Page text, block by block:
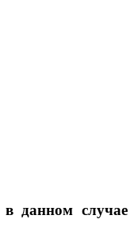
в данном случае